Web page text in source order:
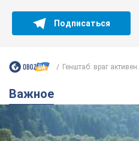
Подписаться
Генштаб: враг активен...
Важное